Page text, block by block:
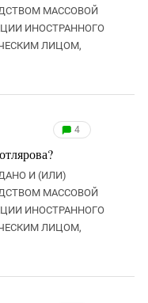
МАССОВОЙ
ИНОСТРАННОГО
ЛИЦОМ,
4
И (ИЛИ)
МАССОВОЙ
ИНОСТРАННОГО
ЛИЦОМ,